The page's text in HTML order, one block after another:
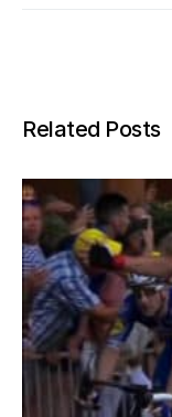
Related Posts